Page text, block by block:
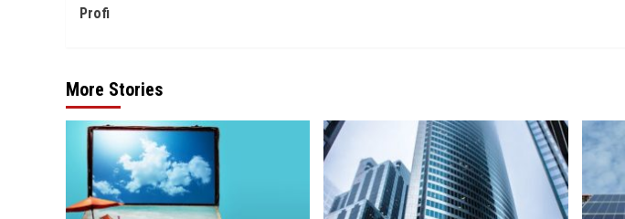
Profi
More Stories